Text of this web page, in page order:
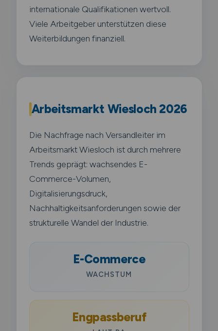
internationale Qualifikationen wertvoll.
Viele Arbeitgeber unterstützen diese
Weiterbildungen finanziell.
Arbeitsmarkt Wiesloch 2026
Die Nachfrage nach Versandleiter im
Arbeitsmarkt Wiesloch ist durch mehrere
Trends geprägt: wachsendes E-
Commerce-Volumen,
Digitalisierungsdruck,
Nachhaltigkeitsanforderungen sowie der
strukturelle Wandel der Industrie.
E-Commerce
WACHSTUM
Engpassberuf